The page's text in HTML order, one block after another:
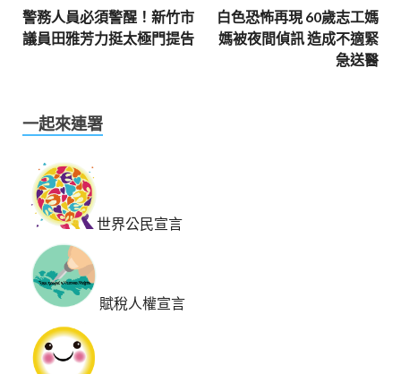
警務人員必須警醒！新竹市
議員田雅芳力挺太極門提告
白色恐怖再現 60歲志工媽
媽被夜間偵訊 造成不適緊
急送醫
一起來連署
世界公民宣言
賦稅人權宣言